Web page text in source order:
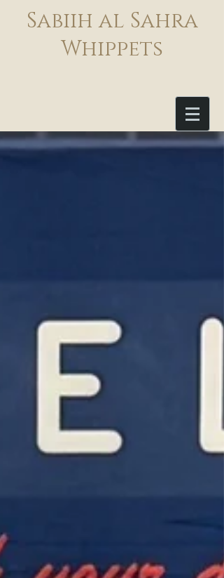
Sabiih al Sahra
Whippets